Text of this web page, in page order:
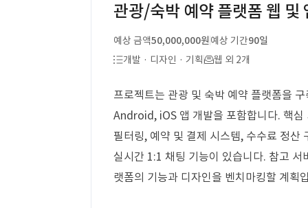
관광/숙박 예약 플랫폼 웹 및
예상 금액50,000,000원예상 기간90일
개발 · 디자인 · 기획
웹 외 2개
프로젝트는 관광 및 숙박 예약 플랫폼을
Android, iOS 앱 개발을 포함합니다. 핵심
필터링, 예약 및 결제 시스템, 수수료 정산
실시간 1:1 채팅 기능이 있습니다. 참고
랫폼의 기능과 디자인을 벤치마킹할 계획